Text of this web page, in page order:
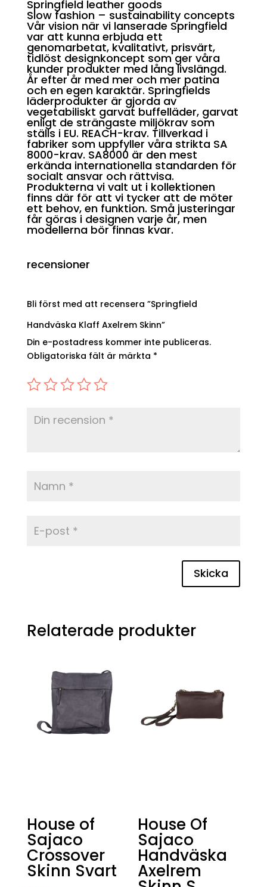
Springfield leather goods
Slow fashion – sustainability concepts
Vår vision när vi lanserade Springfield
var att kunna erbjuda ett
genomarbetat, kvalitativt, prisvärt,
tidlöst designkoncept som ger våra
kunder produkter med lång livslängd.
År efter år med mer och mer patina
och en egen karaktär. Springfields
läderprodukter är gjorda av
vegetabiliskt garvat buffelläder, garvat
enligt de strängaste miljökrav som
ställs i EU. REACH-krav. Tillverkad i
fabriker som uppfyller våra strikta SA
8000-krav. SA8000 är den mest
erkända internationella standarden för
socialt ansvar och rättvisa.
Produkterna vi valt ut i kollektionen
finns där för att vi tycker att de möter
ett behov, en funktion. Små justeringar
får göras i designen varje år, men
modellerna bör finnas kvar.
recensioner
Bli först med att recensera ”Springfield
Handväska Klaff Axelrem Skinn”
Din e-postadress kommer inte publiceras.
Obligatoriska fält är märkta *
Skicka
Relaterade produkter
House of
Sajaco
Crossover
Skinn Svart
House Of
Sajaco
Handväska
Axelrem